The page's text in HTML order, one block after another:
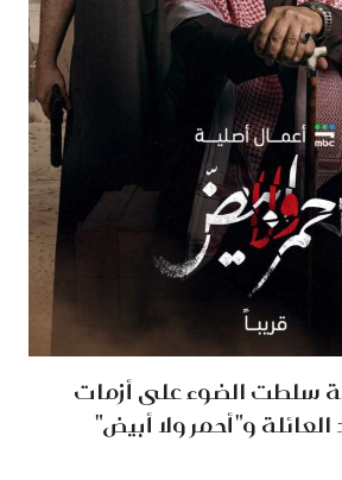
سلطت الضوء على أزمات
العائلة و"أحمر ولا أبيض"